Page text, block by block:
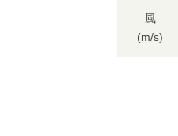
風
(m/s)